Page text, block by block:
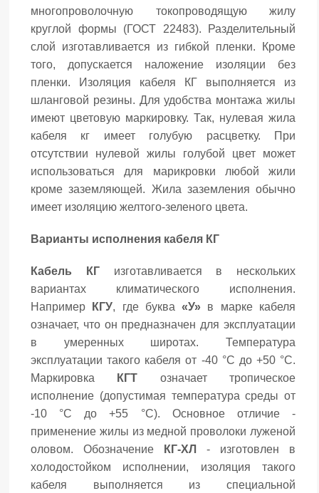
многопроволочную токопроводящую жилу
круглой формы (ГОСТ 22483). Разделительный
слой изготавливается из гибкой пленки. Кроме
того, допускается наложение изоляции без
пленки. Изоляция кабеля КГ выполняется из
шланговой резины. Для удобства монтажа жилы
имеют цветовую маркировку. Так, нулевая жила
кабеля кг имеет голубую расцветку. При
отсутствии нулевой жилы голубой цвет может
использоваться для марикровки любой жили
кроме заземляющей. Жила заземления обычно
имеет изоляцию желтого-зеленого цвета.
Варианты исполнения кабеля КГ
Кабель КГизготавливается в нескольких
вариантах климатического исполнения.
Например
КГУ, где буква«У» в марке кабеля
означает, что он предназначен для эксплуатации
в умеренных широтах. Температура
эксплуатации такого кабеля от -40 °С до +50 °С.
Маркировка
КГТ означает тропическое
исполнение (допустимая температура среды от
-10 °С до +55 °С). Основное отличие -
применение жилы из медной проволоки луженой
оловом. Обозначение
КГ-ХЛ
- изготовлен в
холодостойком исполнении, изоляция такого
кабеля выполняется из специальной